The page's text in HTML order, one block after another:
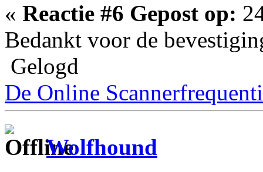
« Reactie #6 Gepost op:
Bedankt voor de
Gelogd
De Online
Wolfhound